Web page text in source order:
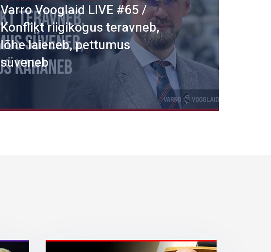
Varro Vooglaid LIVE #65 /
Konflikt riigikogus teravneb,
lõhe laieneb, pettumus
süveneb